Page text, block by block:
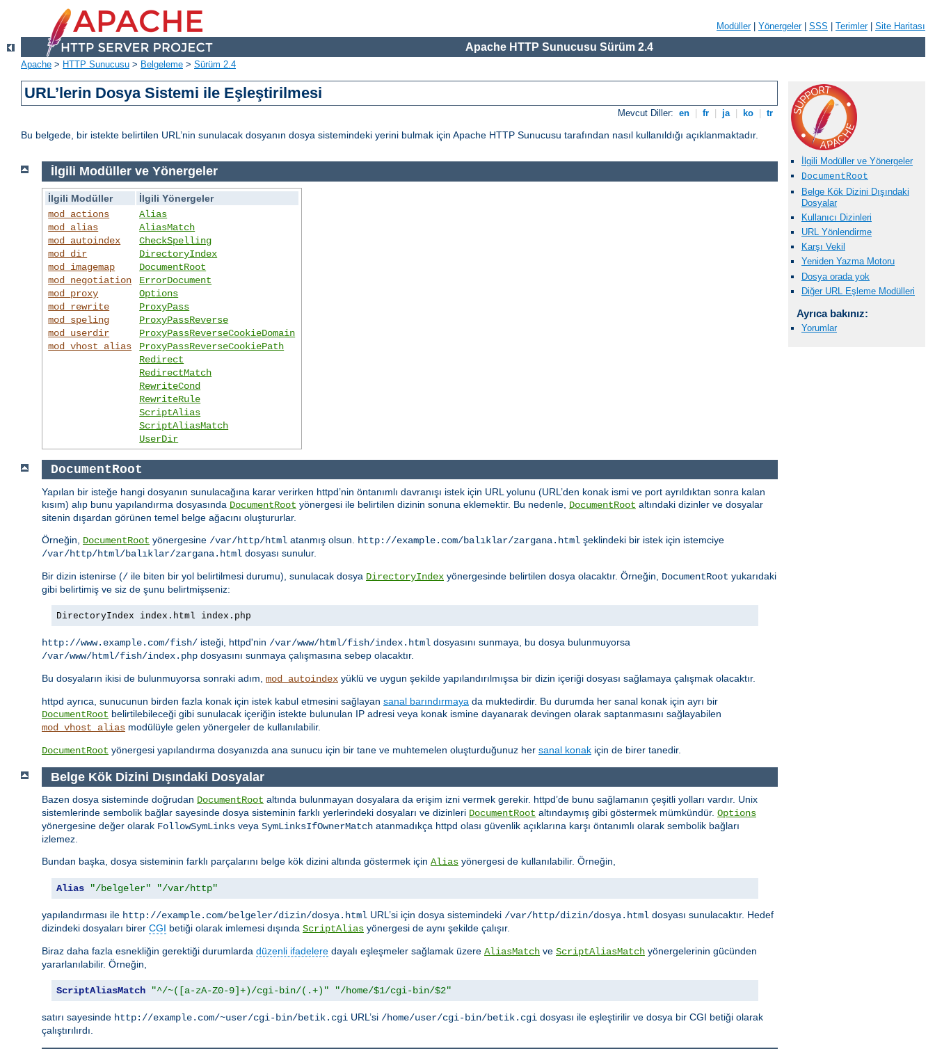
Modüller| Yönergeler| SSS Terimler| Site Haritası
Apache HTTP Sunucusu Sürüm 2.4
Apache > HTTP Sunucusu > Belgeleme > Sürüm 2.4
URL’lerin Dosya Sistemi ile Eşleştirilmesi
Mevcut Diller: en fr ja ko tr
Bu belgede, bir istekte belirtilen URL’nin sunulacak dosyanın dosya sistemindeki yerini bulmak için Apache HTTP Sunucusu tarafından nasıl kullanıldığı açıklanmaktadır.
İlgili Modüller ve Yönergeler
DocumentRoot
Belge Kök Dizini Dışındaki
Dosyalar
Kullanıcı Dizinleri
URL Yönlendirme
Karşı Vekil
Yeniden Yazma Motoru
Dosya orada yok
Diğer URL Eşleme Modülleri
Ayrıca bakınız:
Yorumlar
İlgili Modüller ve Yönergeler
İlgili Modüller
İlgili Yönergeler
mod_actions
mod_alias
mod_autoindex
mod_dir
mod_imagemap
mod_negotiation
mod_proxy
mod_rewrite
mod_speling
mod_userdir
mod_vhost_alias
Alias
AliasMatch
CheckSpelling
DirectoryIndex
DocumentRoot
ErrorDocument
Options
ProxyPass
ProxyPassReverse
ProxyPassReverseCookieDomain
ProxyPassReverseCookiePath
Redirect
RedirectMatch
RewriteCond
RewriteRule
ScriptAlias
ScriptAliasMatch
UserDir
DocumentRoot
Yapılan bir isteğe hangi dosyanın sunulacağına karar verirken httpd’nin öntanımlı davranışı istek için URL yolunu (URL’den konak ismi ve port ayrıldıktan sonra kalan
kısım) alıp bunu yapılandırma dosyasında DocumentRoot yönergesi ile belirtilen dizinin sonuna eklemektir. Bu nedenle, DocumentRoot altındaki dizinler ve dosyalar
sitenin dışardan görünen temel belge ağacını oluştururlar.
Örneğin, DocumentRoot yönergesine /var/http/html atanmış olsun. http://example.com/balıklar/zargana.html şeklindeki bir istek için istemciye
/var/http/html/balıklar/zargana.html dosyası sunulur.
Bir dizin istenirse (/ ile biten bir yol belirtilmesi durumu), sunulacak dosya DirectoryIndex yönergesinde belirtilen dosya olacaktır. Örneğin, DocumentRoot yukarıdaki
gibi belirtimiş ve siz de şunu belirtmişseniz:
DirectoryIndex index.html index.php
http://www.example.com/fish/ isteği, httpd'nin /var/www/html/fish/index.html dosyasını sunmaya, bu dosya bulunmuyorsa
/var/www/html/fish/index.php dosyasını sunmaya çalışmasına sebep olacaktır.
Bu dosyaların ikisi de bulunmuyorsa sonraki adım, mod_autoindex yüklü ve uygun şekilde yapılandırılmışsa bir dizin içeriği dosyası sağlamaya çalışmak olacaktır.
httpd ayrıca, sunucunun birden fazla konak için istek kabul etmesini sağlayan sanal barındırmaya da muktedirdir. Bu durumda her sanal konak için ayrı bir
DocumentRoot belirtilebileceği gibi sunulacak içeriğin istekte bulunulan IP adresi veya konak ismine dayanarak devingen olarak saptanmasını sağlayabilen
mod_vhost_alias modülüyle gelen yönergeler de kullanılabilir.
DocumentRoot yönergesi yapılandırma dosyanızda ana sunucu için bir tane ve muhtemelen oluşturduğunuz her sanal konak için de birer tanedir.
Belge Kök Dizini Dışındaki Dosyalar
Bazen dosya sisteminde doğrudan DocumentRoot altında bulunmayan dosyalara da erişim izni vermek gerekir. httpd’de bunu sağlamanın çeşitli yolları vardır. Unix
sistemlerinde sembolik bağlar sayesinde dosya sisteminin farklı yerlerindeki dosyaları ve dizinleri DocumentRoot altındaymış gibi göstermek mümkündür. Options
yönergesine değer olarak FollowSymLinks veya SymLinksIfOwnerMatch atanmadıkça httpd olası güvenlik açıklarına karşı öntanımlı olarak sembolik bağları
izlemez.
Bundan başka, dosya sisteminin farklı parçalarını belge kök dizini altında göstermek için Alias yönergesi de kullanılabilir. Örneğin,
Alias "/belgeler" "/var/http"
yapılandırması ile http://example.com/belgeler/dizin/dosya.html URL’si için dosya sistemindeki /var/http/dizin/dosya.html dosyası sunulacaktır. Hedef
dizindeki dosyaları birer CGI betiği olarak imlemesi dışında ScriptAlias yönergesi de aynı şekilde çalışır.
Biraz daha fazla esnekliğin gerektiği durumlarda düzenli ifadelere dayalı eşleşmeler sağlamak üzere AliasMatch ve ScriptAliasMatch yönergelerinin gücünden
yararlanılabilir. Örneğin,
ScriptAliasMatch "^/~([a-zA-Z0-9]+)/cgi-bin/(.+)" "/home/$1/cgi-bin/$2"
satırı sayesinde http://example.com/~user/cgi-bin/betik.cgi URL’si /home/user/cgi-bin/betik.cgi dosyası ile eşleştirilir ve dosya bir CGI betiği olarak
çalıştırılırdı.